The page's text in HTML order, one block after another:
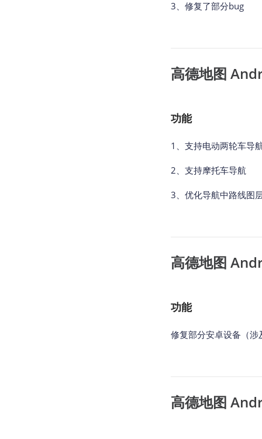
3、修复了部分bug
高德地图
功能
1、支持电动两轮车导
2、支持摩托车导航
3、优化导航中路线图
高德地图
功能
修复部分安卓设备（
高德地图